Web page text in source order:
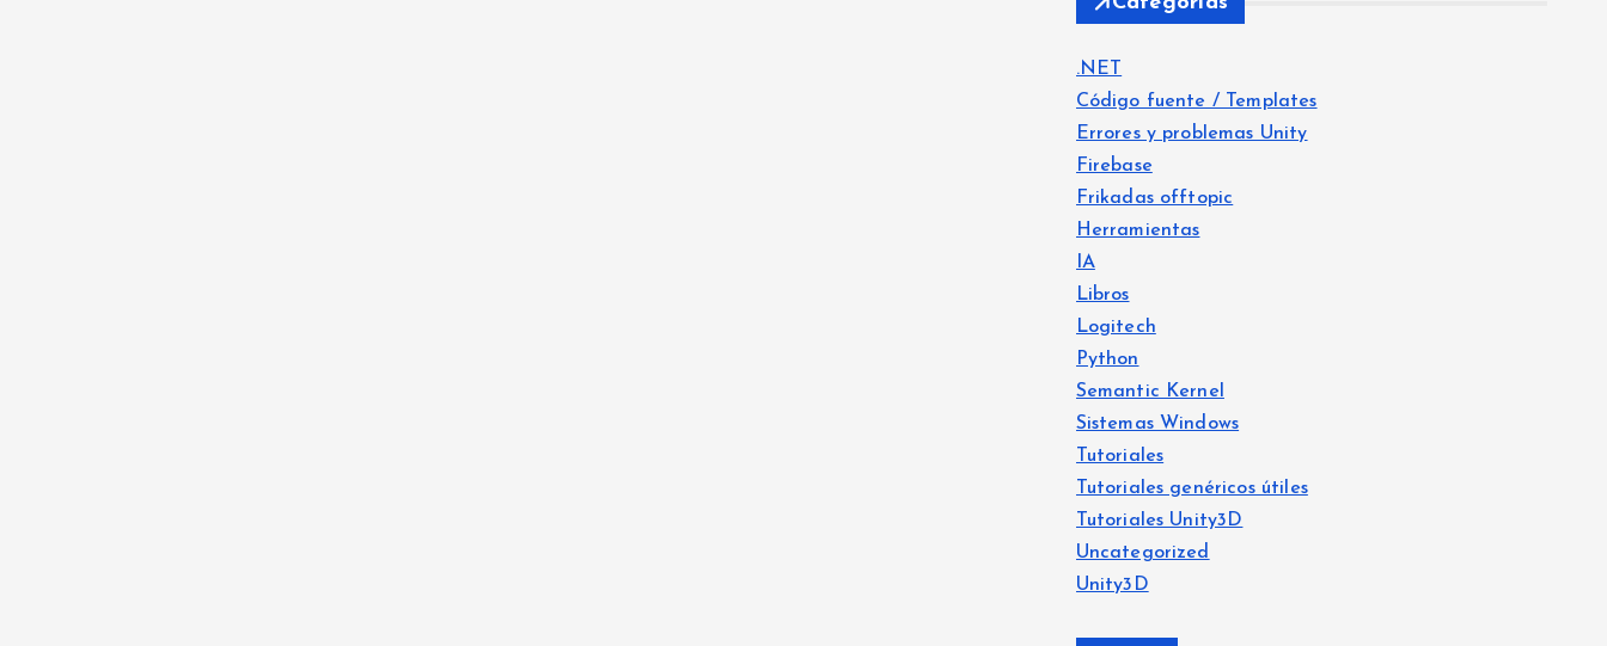
.NET
Código fuente / Templates
Errores y problemas Unity
Firebase
Frikadas offtopic
Herramientas
IA
Libros
Logitech
Python
Semantic Kernel
Sistemas Windows
Tutoriales
Tutoriales genéricos útiles
Tutoriales Unity3D
Uncategorized
Unity3D